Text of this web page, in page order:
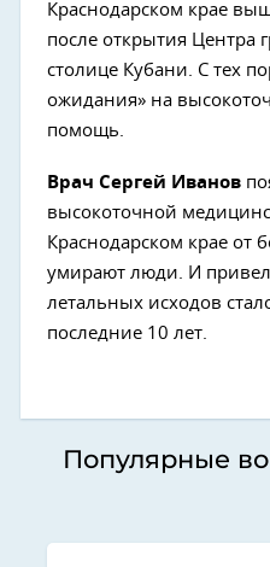
Краснодарском крае
после открытия Центра
столице Кубани. С тех
ожидания» на
помощь.
Врач Сергей Иванов
высокоточной
Краснодарском крае от
умирают люди. И привел
летальных исходов
последние 10 лет.
Популярные